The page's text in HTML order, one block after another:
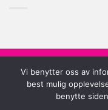
BUTIKKEN VÅR
RETUR
Vi benytter oss av
best mulig
benytte